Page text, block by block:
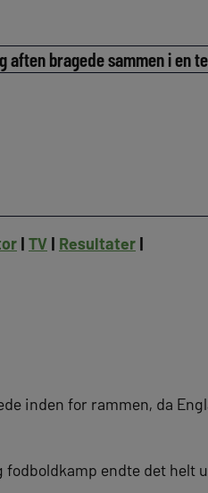
aften bragede sammen i en
| TV | Resultater |
inden for rammen, da
endte det helt